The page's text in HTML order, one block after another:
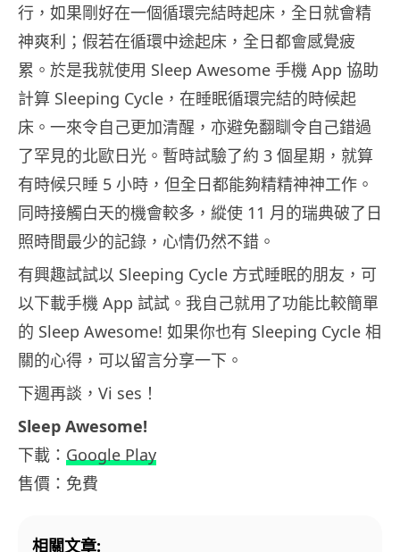
行，如果剛好在一個循環完結時起床，全日就會精
神爽利；假若在循環中途起床，全日都會感覺疲
累。於是我就使用 Sleep Awesome 手機 App 協助
計算 Sleeping Cycle，在睡眠循環完結的時候起
床。一來令自己更加清醒，亦避免翻瞓令自己錯過
了罕見的北歐日光。暫時試驗了約 3 個星期，就算
有時候只睡 5 小時，但全日都能夠精精神神工作。
同時接觸白天的機會較多，縱使 11 月的瑞典破了日
照時間最少的記錄，心情仍然不錯。
有興趣試試以 Sleeping Cycle 方式睡眠的朋友，可
以下載手機 App 試試。我自己就用了功能比較簡單
的 Sleep Awesome! 如果你也有 Sleeping Cycle 相
關的心得，可以留言分享一下。
下週再談，Vi ses！
Sleep Awesome!
下載： Google Play
售價：免費
相關文章: